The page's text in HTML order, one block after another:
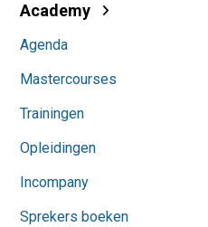
Academy
Agenda
Mastercourses
Trainingen
Opleidingen
Incompany
Sprekers boeken